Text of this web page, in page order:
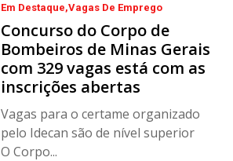
Em Destaque Vagas De Emprego
Concurso do Corpo de
Bombeiros de Minas Gerais
com 329 vagas está com as
inscrições abertas
Vagas para o certame organizado
pelo Idecan são de nível superior
O Corpo...